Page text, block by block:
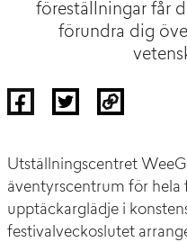
föreställningar får
förundra dig
Utställningscentret
äventyrscentrum för hela
upptäckarglädje i
festivalveckoslutet